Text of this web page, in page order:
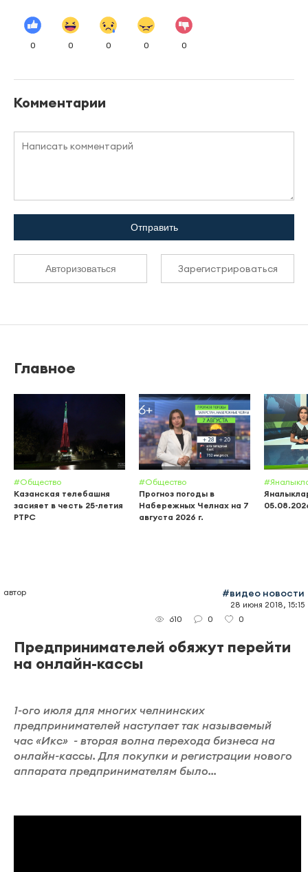
0 0 0 0 0
Комментарии
Отправить
Авторизоваться Зарегистрироваться
Главное
#Общество
Казанская телебашня
засияет в честь 25-летия
РТРС
#Общество
Прогноз погоды в
Набережных Челнах на 7
августа 2026 г.
автор #видео новости
28 июня 2018, 15:15
610
0 0
Предпринимателей обяжут перейти
на онлайн-кассы
1-ого июля для многих челнинских
предпринимателей наступает так называемый
час «Икс» - вторая волна перехода бизнеса на
онлайн-кассы. Для покупки и регистрации нового
аппарата предпринимателям было...